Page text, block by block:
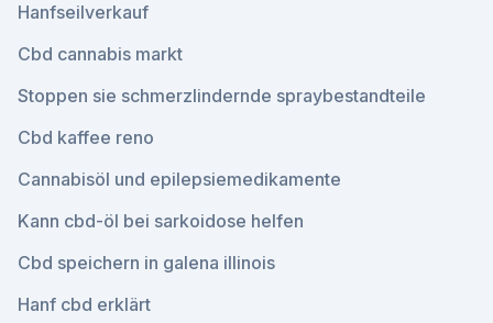
Hanfseilverkauf
Cbd cannabis markt
Stoppen sie schmerzlindernde spraybestandteile
Cbd kaffee reno
Cannabisöl und epilepsiemedikamente
Kann cbd-öl bei sarkoidose helfen
Cbd speichern in galena illinois
Hanf cbd erklärt